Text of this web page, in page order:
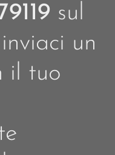
sul
un
il tuo